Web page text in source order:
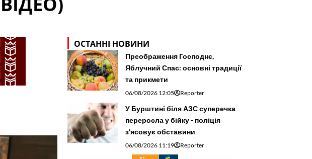
ОСТАННІ НОВИНИ
Преображення Господнє,
Яблучний Спас: основні традиції
та прикмети
06/08/2026 12:05 Reporter
У Бурштині біля АЗС суперечка
переросла у бійку - поліція
з'ясовує обставини
06/08/2026 11:19 Reporter